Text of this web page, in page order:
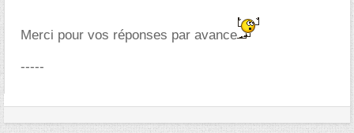
Merci pour vos réponses par avance
-----